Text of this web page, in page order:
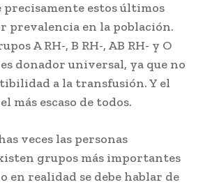
estos últimos
prevalencia en la población.
A RH-, B RH-, AB RH- y O
donador universal, ya que no
a la transfusión. Y el
más escaso de todos.
veces las personas
grupos más importantes
en realidad se debe hablar de